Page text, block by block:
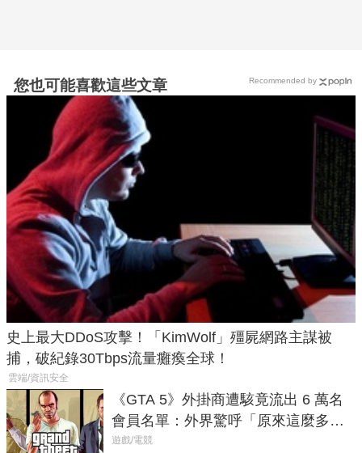
您也可能喜歡這些文章
史上最大DDoS攻擊！「KimWolf」殭屍網路主謀被
捕，破紀錄30Tbps流量癱瘓全球！
雲端/資訊安全
《GTA 5》外掛商遭駭竟流出 6 萬名
會員名單：外界驚呼「原來這麼多人
在開掛！」
遊戲/電競
Recommended by